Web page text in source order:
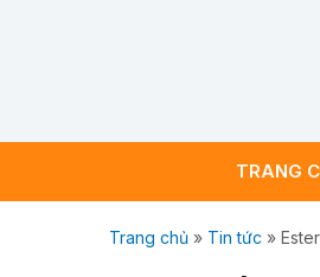
TRANG
Trang chủ » Tin tức »